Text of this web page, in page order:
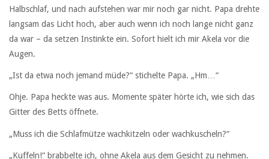
Halbschlaf, und nach aufstehen war mir noch gar nicht. Papa drehte
langsam das Licht hoch, aber auch wenn ich noch lange nicht ganz
da war – da setzen Instinkte ein. Sofort hielt ich mir Akela vor die
Augen.
„Ist da etwa noch jemand müde?“ stichelte Papa. „Hm…“
Ohje. Papa heckte was aus. Momente später hörte ich, wie sich das
Gitter des Betts öffnete.
„Muss ich die Schlafmütze wachkitzeln oder wachkuscheln?“
„Kuffeln!“ brabbelte ich, ohne Akela aus dem Gesicht zu nehmen.